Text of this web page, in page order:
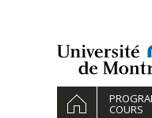
Navigation
principale
ACCUEIL
COURS